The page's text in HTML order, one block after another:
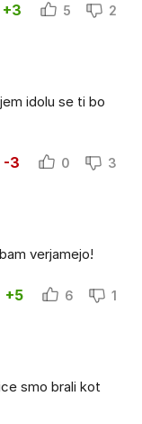
+3 5 2
idolu se ti bo
-3 0 3
verjamejo!
+5 6 1
smo brali kot